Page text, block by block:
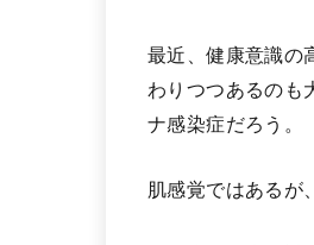
最近、健康意識の
わりつつあるのも
ナ感染症だろう。
肌感覚ではあるが